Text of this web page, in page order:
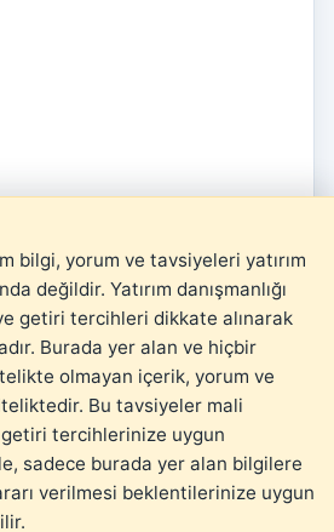
bilgi, yorum ve tavsiyeleri yatırım
değildir. Yatırım danışmanlığı
getiri tercihleri dikkate alınarak
Burada yer alan ve hiçbir
olmayan içerik, yorum ve
Bu tavsiyeler mali
tercihlerinize uygun
sadece burada yer alan bilgilere
verilmesi beklentilerinize uygun